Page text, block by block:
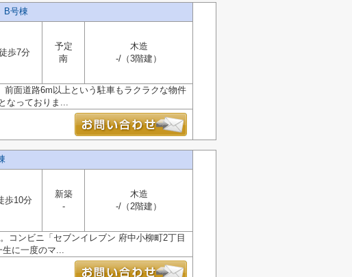
B号棟
歩7分
予定
南
木造
-/（3階建）
面道路6m以上という駐車もラクラクな物件
なっておりま...
歩10分
新築
-
木造
-/（2階建）
コンビニ「セブンイレブン 府中小柳町2丁目
生に一度のマ...